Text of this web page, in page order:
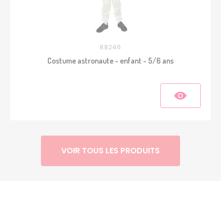
88246
Costume astronaute - enfant - 5/6 ans
VOIR TOUS LES PRODUITS